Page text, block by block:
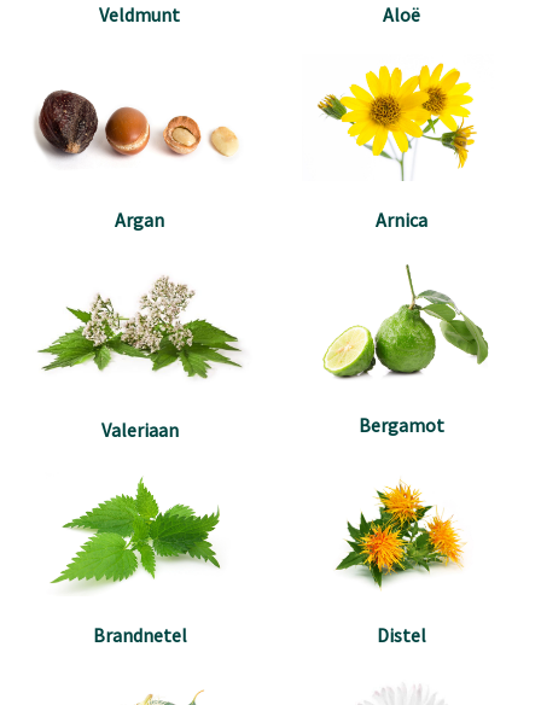
Veldmunt Aloë
Argan Arnica
Valeriaan Bergamot
Brandnetel Distel